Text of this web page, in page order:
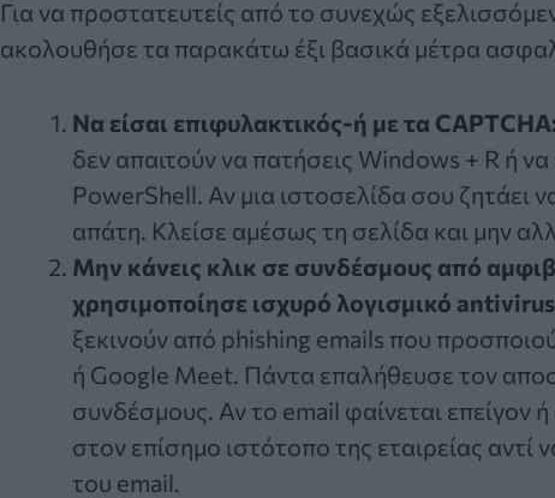
Για να προστατευτείς από το συνεχώς
ακολουθήσε τα παρακάτω έξι βασικά μέτρα
Να είσαι επιφυλακτικός-ή με τα
δεν απαιτούν να πατήσεις Windows + R ή
PowerShell. Αν μια ιστοσελίδα σου ζητάει
απάτη. Κλείσε αμέσως τη σελίδα και μην
Μην κάνεις κλικ σε συνδέσμους από
χρησιμοποίησε ισχυρό λογισμικό
ξεκινούν από phishing emails που
ή Google Meet. Πάντα επαλήθευσε τον
συνδέσμους. Αν το email φαίνεται επείγον
στον επίσημο ιστότοπο της εταιρείας αντί
του email.